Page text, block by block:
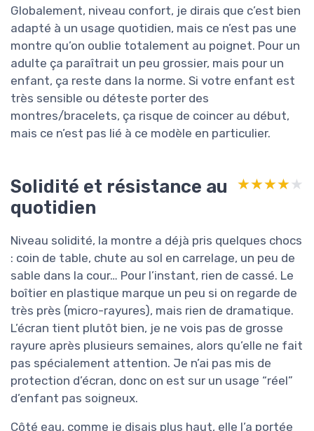
Globalement, niveau confort, je dirais que c’est bien
adapté à un usage quotidien, mais ce n’est pas une
montre qu’on oublie totalement au poignet. Pour un
adulte ça paraîtrait un peu grossier, mais pour un
enfant, ça reste dans la norme. Si votre enfant est
très sensible ou déteste porter des
montres/bracelets, ça risque de coincer au début,
mais ce n’est pas lié à ce modèle en particulier.
Solidité et résistance au
quotidien
★★★★★
★★★★★
Niveau solidité, la montre a déjà pris quelques chocs
: coin de table, chute au sol en carrelage, un peu de
sable dans la cour… Pour l’instant, rien de cassé. Le
boîtier en plastique marque un peu si on regarde de
très près (micro-rayures), mais rien de dramatique.
L’écran tient plutôt bien, je ne vois pas de grosse
rayure après plusieurs semaines, alors qu’elle ne fait
pas spécialement attention. Je n’ai pas mis de
protection d’écran, donc on est sur un usage “réel”
d’enfant pas soigneux.
Côté eau, comme je disais plus haut, elle l’a portée